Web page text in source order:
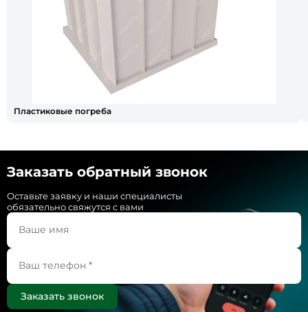
Пластиковые погреба
Заказать обратный звонок
Оставьте заявку и наши специалисты
обязательно свяжутся с вами